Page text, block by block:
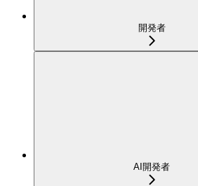
開発者
AI開発者